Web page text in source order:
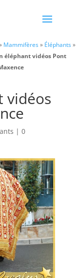
Mammifères» Éléphants»
éléphant vidéos Pont
vidéos
| 0